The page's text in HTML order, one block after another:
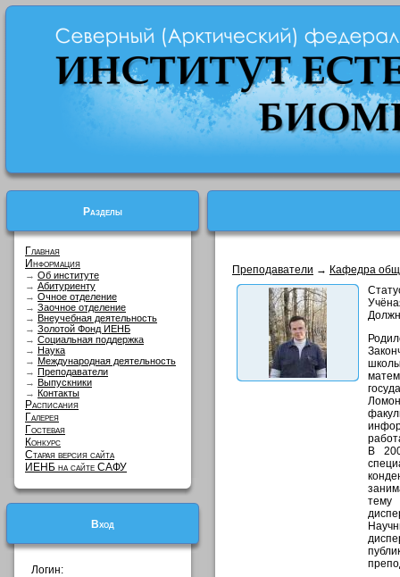
Разделы
Главная
Информация
→ Об институте
→ Абитуриенту
→ Очное отделение
→ Заочное отделение
→ Внеучебная деятельность
→ Золотой Фонд ИЕНБ
→ Социальная поддержка
→ Наука
→ Международная деятельность
→ Преподаватели
→ Выпускники
→ Контакты
Расписания
Галерея
Гостевая
Конкурс
Старая версия сайта
ИЕНБ на сайте САФУ
Вход
Логин:
Преподаватели → Кафедра
В
тему